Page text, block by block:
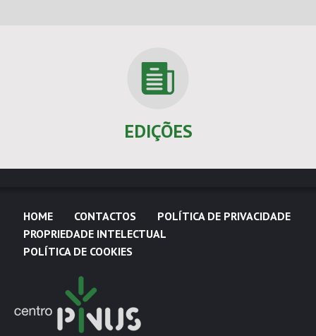
EDIÇÕES
HOME CONTACTOS
POLÍTICA DE PRIVACIDADE
PROPRIEDADE INTELECTUAL
POLÍTICA DE COOKIES